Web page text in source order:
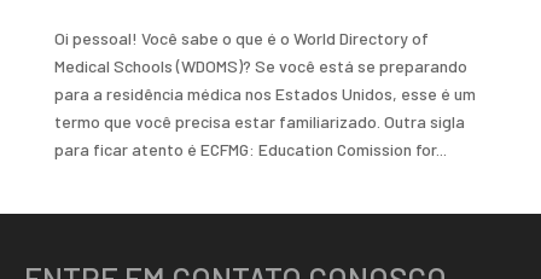
Oi pessoal! Você sabe o que é o World Directory of
Medical Schools (WDOMS)? Se você está se preparando
para a residência médica nos Estados Unidos, esse é um
termo que você precisa estar familiarizado. Outra sigla
para ficar atento é ECFMG: Education Comission for...